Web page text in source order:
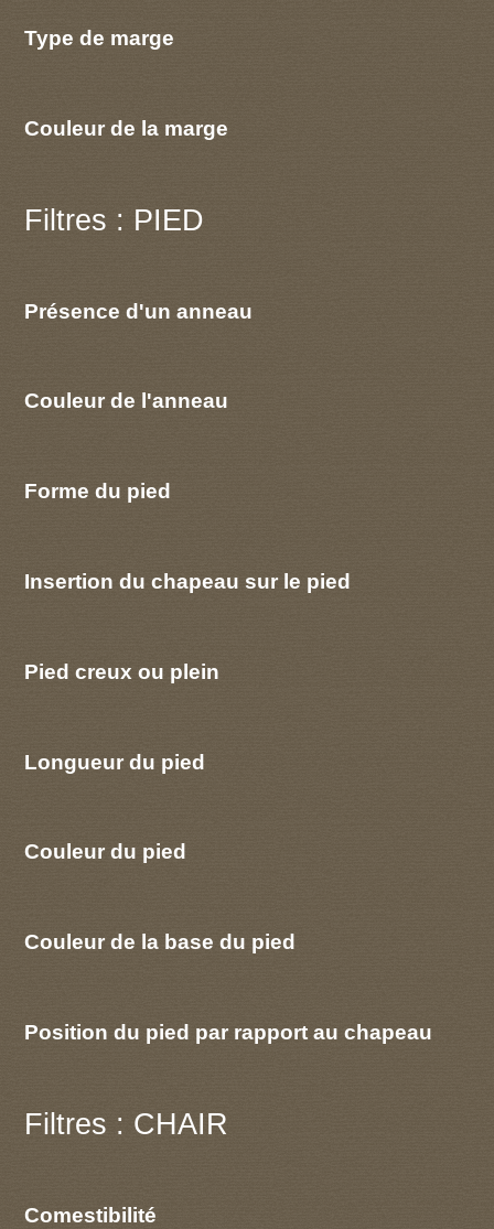
Type de marge
Couleur de la marge
Filtres : PIED
Présence d'un anneau
Couleur de l'anneau
Forme du pied
Insertion du chapeau sur le pied
Pied creux ou plein
Longueur du pied
Couleur du pied
Couleur de la base du pied
Position du pied par rapport au chapeau
Filtres : CHAIR
Comestibilité